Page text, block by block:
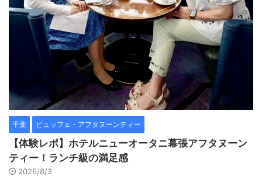
千葉 ビュッフェ・アフタヌーンティー
【体験レポ】ホテルニューオータニ幕張アフタヌーン
ティー！ランチ級の満足感
2026/8/3